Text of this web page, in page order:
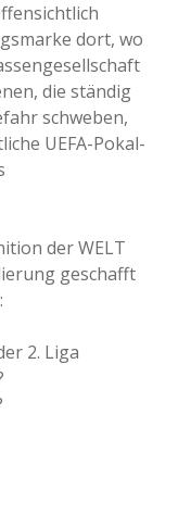
dort, wo
die ständig
schweben,
UEFA-Pokal-
der WELT
geschafft
2. Liga